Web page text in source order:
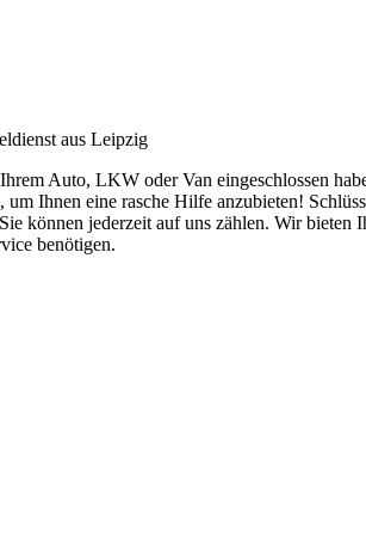
aus Leipzig
Auto, LKW oder Van eingeschlossen
Ihnen eine rasche Hilfe anzubieten!
können jederzeit auf uns zählen. Wir
benötigen.